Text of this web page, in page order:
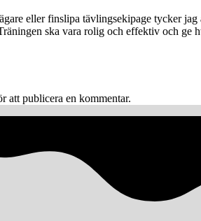
eller finslipa tävlingsekipage tycker
ska vara rolig och effektiv och ge
att publicera en kommentar.